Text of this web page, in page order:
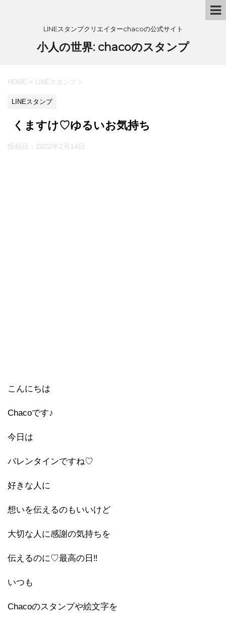
LINEスタンプクリエイターchacoの公式サイト
小人の世界: chacoのスタンプ
HOME > LINEスタンプ >
LINEスタンプ
くますけ♡ゆるいお気持ち
投稿日： 2022年2月14日
こんにちは
Chacoです♪
今日は
バレンタインですね♡
好きな人に
想いを伝えるのもいいけど
大切な人に感謝の気持ちを
伝えるのに♡最高の日‼︎
いつも
Chacoのスタンプや絵文字を